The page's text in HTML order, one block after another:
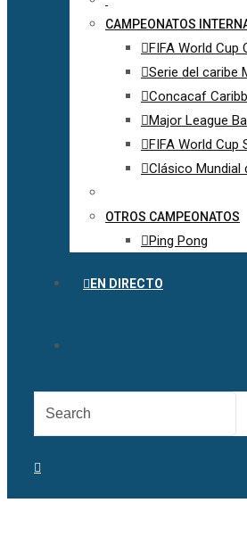
CAMPEONATOS
FIFA World Cup
Serie del caribe
Concacaf
Major League
FIFA World Cup
Clásico Mundial
OTROS CAMPEONATOS
Ping Pong
EN DIRECTO